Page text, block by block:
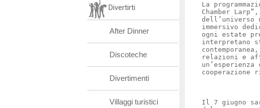
La
Chamber
dell’universo
immersivo
ogni estate
interpretano
relazioni e
cooperazione
Il 7 giugno
Divertirti
After Dinner
Discoteche
Divertimenti
Villaggi turistici